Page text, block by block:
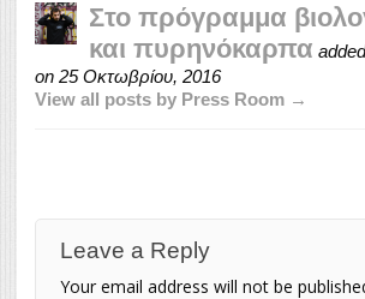
Στο πρόγραμμα
και πυρηνόκαρπα
on 25 Οκτωβρίου, 2016
View all posts by Press Room →
Leave a Reply
Your email address will not be